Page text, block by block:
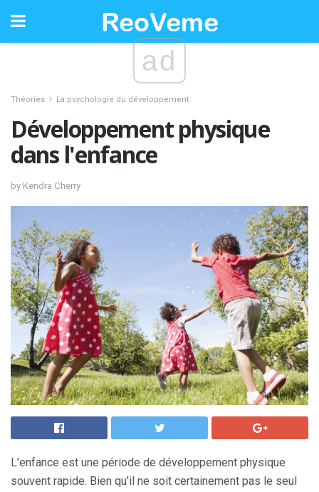
ad
Théories La psychologie du développement
Développement physique
dans l'enfance
by Kendra Cherry
L'enfance est une période de développement physique
souvent rapide. Bien qu'il ne soit certainement pas le seul